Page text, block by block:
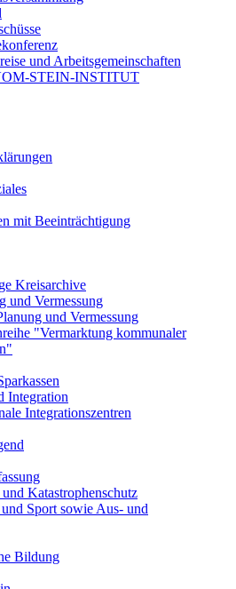
und Arbeitsgemeinschaften
STEIN-INSTITUT
mit Beeinträchtigung
Kreisarchive
und Vermessung
und Vermessung
"Vermarktung kommunaler
Integration
Integrationszentren
Katastrophenschutz
Sport sowie Aus- und
Bildung